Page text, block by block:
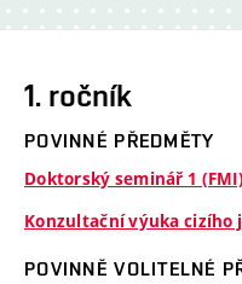
1. ročník
POVINNÉ PŘEDMĚTY
Doktorský seminář 1 (FMI)
Konzultační výuka
POVINNĚ VOLITELNÉ